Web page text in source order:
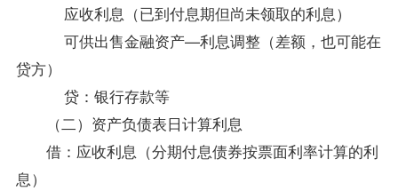
应收利息（已到付息期但尚未领取的利息）
可供出售金融资产—利息调整（差额，也可能在
贷方）
贷：银行存款等
（二）资产负债表日计算利息
借：应收利息（分期付息债券按票面利率计算的利
息）